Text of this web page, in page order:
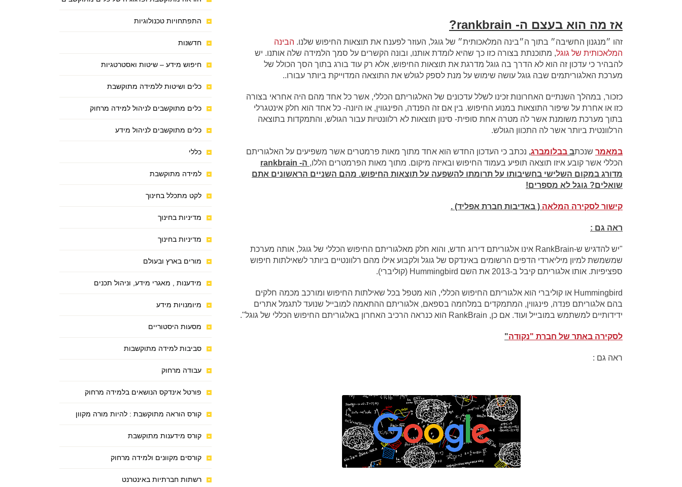
אז מה הוא בעצם ה- rankbrain?
זהו ״מנגנון החשיבה״ בתוך ה״בינה המלאכותית״ של גוגל, העוזר לפענח את תוצאות החיפוש שלנו. הבינה
המלאכותית של גוגל, מתוכנתת בצורה כזו כך שהיא לומדת אותנו, ובונה הקשרים על סמך הלמידה שלה אותנו. יש
להבהיר כי עדכון זה הוא לא הדרך בה גוגל מדרגת את תוצאות החיפוש, אלא רק עוד בורג בתוך הסך הכולל של
מערכת האלגוריתמים שבה גוגל עושה שימוש על מנת לספק לגולש את התוצאה המדוייקת ביותר עבורו..
כזכור, במהלך השנתיים האחרונות זכינו לשלל עדכונים של האלגוריתם הכללי, אשר כל אחד מהם היה אחראי בצורה
כזו או אחרת על שיפור התוצאות במנוע החיפוש. בין אם זה הפנדה, הפינגווין, או היונה- כל אחד הוא חלק אינטגרלי
בתוך מערכת משומנת אשר לה מטרה אחת סופית- סינון תוצאות לא רלוונטיות עבור הגולש, והתמקדות בתוצאה
הרלוונטית ביותר אשר לה התכוון הגולש.
במאמר שנכתב בבלומברג, נכתב כי העדכון החדש הוא אחד מתוך מאות פרמטרים אשר משפיעים על האלגוריתם
הכללי אשר קובע איזו תוצאה תופיע בעמוד החיפוש ובאיזה מיקום. מתוך מאות הפרמטרים הללו,
ה- rankbrain
מדורג במקום השלישי בחשיבותו על תרומתו להשפעה על תוצאות החיפוש. מהם השניים הראשונים אתם
שואלים? גוגל לא מספרים!
קישור לסקירה המלאה ( באדיבות חברת אפליד) .
ראה גם :
"יש להדגיש ש-RankBrain אינו אלגוריתם דירוג חדש, והוא חלק מאלגוריתם החיפוש הכללי של גוגל, אותה מערכת
שמשמשת למיון מיליארדי הדפים הרשומים באינדקס של גוגל ולקבוע אילו מהם רלוונטיים ביותר לשאילתות חיפוש
ספציפיות. אותו אלגוריתם קיבל ב-2013 את השם Hummingbird (קוליברי).
Hummingbird או קוליברי הוא אלגוריתם החיפוש הכללי, הוא מטפל בכל שאילתות החיפוש ומורכב מכמה חלקים
בהם אלגוריתם פנדה, פינגווין, המתמקדים במלחמה בספאם, אלגוריתם ההתאמה למובייל שנועד לתגמל אתרים
ידידותיים למשתמש במובייל ועוד. אם כן, RankBrain הוא כנראה הרכיב האחרון באלגוריתם החיפוש הכללי של גוגל".
לסקירה באתר של חברת "נקודה"
ראה גם :
התפתחויות טכנולוגיות
חדשנות
חיפוש מידע – שיטות ואסטרטגיות
כלים ושיטות ללמידה מתוקשבת
כלים מתוקשבים לניהול למידה מרחוק
כלים מתוקשבים לניהול מידע
כללי
למידה מתוקשבת
לקט מתכלל בחינוך
מדיניות בחינוך
מדיניות בחינוך
מורים בארץ ובעולם
מידענות , מאגרי מידע, וניהול תכנים
מיומנויות מידע
מסעות היסטוריים
סביבות למידה מתוקשבות
עבודה מרחוק
פורטל אינדקס הנושאים בלמידה מרחוק
קורס הוראה מתוקשבת : להיות מורה מקוון
קורס מידענות מתוקשבת
קורסים מקוונים ולמידה מרחוק
רשתות חברתיות באינטרנט